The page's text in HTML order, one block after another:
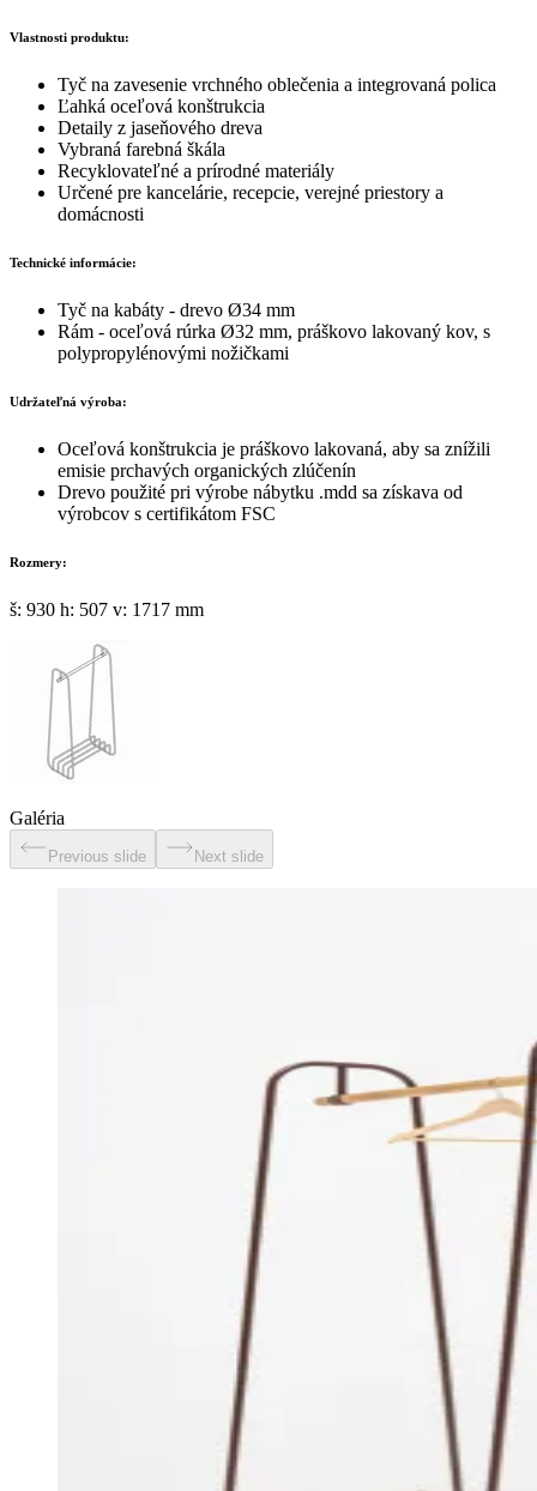
Vlastnosti produktu:
Tyč na zavesenie vrchného oblečenia a integrovaná polica
Ľahká oceľová konštrukcia
Detaily z jaseňového dreva
Vybraná farebná škála
Recyklovateľné a prírodné materiály
Určené pre kancelárie, recepcie, verejné priestory a
domácnosti
Technické informácie:
Tyč na kabáty - drevo Ø34 mm
Rám - oceľová rúrka Ø32 mm, práškovo lakovaný kov, s
polypropylénovými nožičkami
Udržateľná výroba:
Oceľová konštrukcia je práškovo lakovaná, aby sa znížili
emisie prchavých organických zlúčenín
Drevo použité pri výrobe nábytku .mdd sa získava od
výrobcov s certifikátom FSC
Rozmery:
š: 930 h: 507 v: 1717 mm
Galéria
Previous slide Next slide